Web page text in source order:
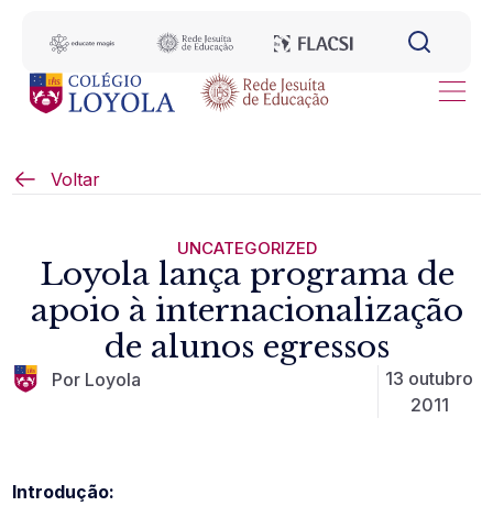
Voltar
UNCATEGORIZED
Loyola lança programa de
apoio à internacionalização
de alunos egressos
Por Loyola
13 outubro
2011
Introdução: